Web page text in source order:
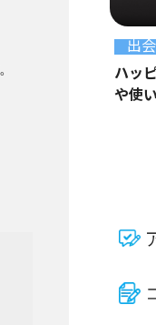
。
出
ハッ
や使